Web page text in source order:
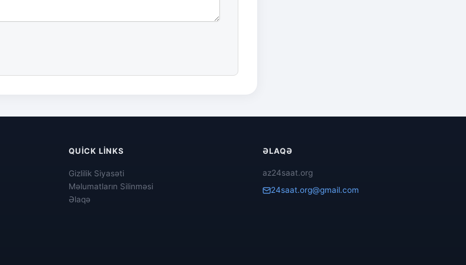
QUICK LINKS
Gizlilik Siyasəti
Məlumatların Silinməsi
Əlaqə
ƏLAQƏ
az24saat.org
24saat.org@gmail.com